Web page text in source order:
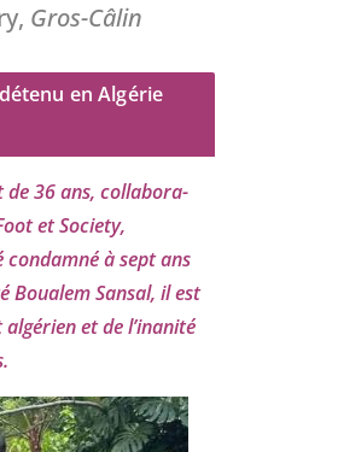
Gros-Câlin
en Algérie
de36ans, col­la­bo­ra­
et Society,
condam­né à sept ans
Boualem Sansal, il est
et de l’i­na­ni­té